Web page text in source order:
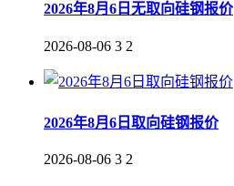
2026年8月6日无取向硅钢报价
2026-08-06 3 2
2026年8月6日取向硅钢报价
2026-08-06 3 2